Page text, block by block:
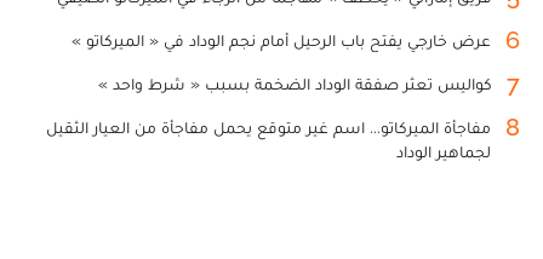
6 عرض خارجي يفتح باب الرحيل أمام نجم الوداد في « الميركاتو »
7 كواليس تعثر صفقة الوداد الضخمة بسبب « شرط واحد »
8
مفاجأة الميركاتو... اسم غير متوقع يحمل مفاجأة من العيار الثقيل
لجماهير الوداد